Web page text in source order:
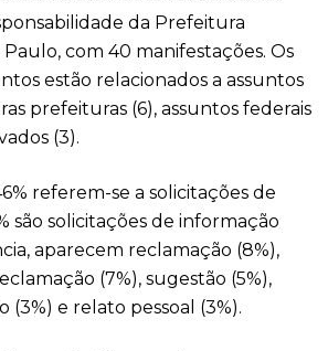
da Prefeitura
com 40 manifestações. Os
estão relacionados a assuntos
prefeituras (6), assuntos federais
(3).
referem-se a solicitações de
são solicitações de informação
aparecem reclamação (8%),
(7%), sugestão (5%),
(3%) e relato pessoal (3%).